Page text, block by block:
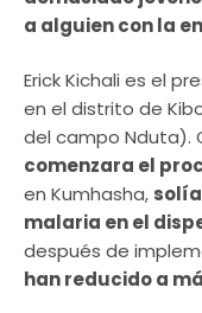
a alguien con la
Erick Kichali es el
en el distrito de
del campo Nduta).
comenzara el
en Kumhasha,
malaria en el
después de
han reducido a